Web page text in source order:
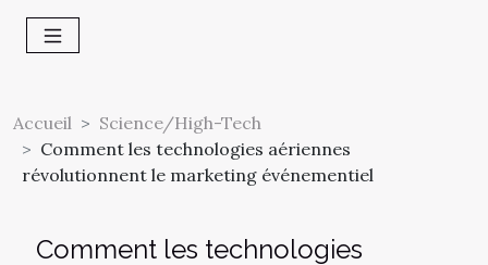
Accueil
Science/High-Tech
Comment les technologies aériennes
révolutionnent le marketing événementiel
Comment les technologies